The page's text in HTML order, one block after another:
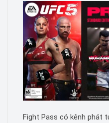
Fight Pass có kênh phát